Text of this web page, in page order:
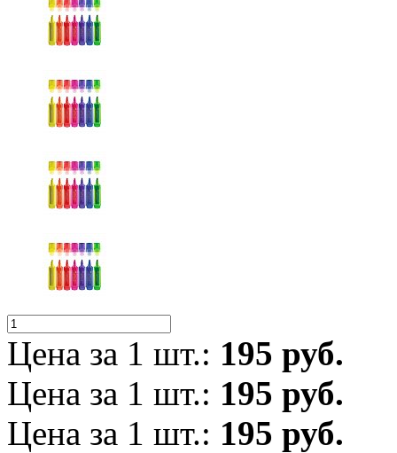
Цена за 1 шт.: 195 руб.
Цена за 1 шт.: 195 руб.
Цена за 1 шт.: 195 руб.